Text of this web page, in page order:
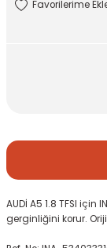
AUDİ A5 1.8 TFSI için
gerginliğini korur.